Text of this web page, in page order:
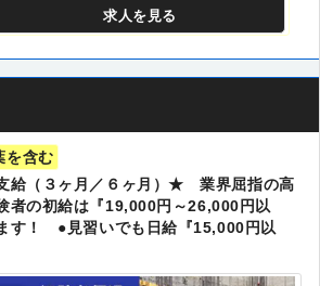
求人 を見る
を含む
給（３ヶ月／６ヶ月）★ 業界屈指の高
者の初給は『19,000円～26,000円以
す！ ●見習いでも日給『15,000円以